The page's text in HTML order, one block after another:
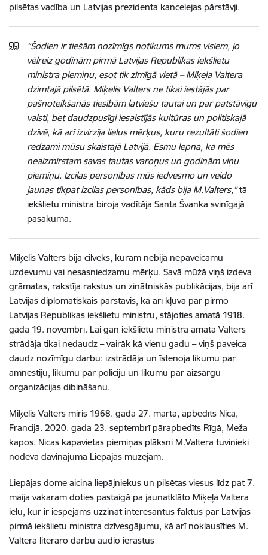
pilsētas vadība un Latvijas prezidenta kancelejas pārstāvji.
“Šodien ir tiešām nozīmīgs notikums mums visiem, jo
vēlreiz godinām pirmā Latvijas Republikas iekšlietu
ministra piemiņu, esot tik zīmīgā vietā – Miķeļa Valtera
dzimtajā pilsētā. Miķelis Valters ne tikai iestājās par
pašnoteikšanās tiesībām latviešu tautai un par patstāvīgu
valsti, bet daudzpusīgi iesaistījās kultūras un politiskajā
dzīvē, kā arī izvirzīja lielus mērķus, kuru rezultāti šodien
redzami mūsu skaistajā Latvijā. Esmu lepna, ka mēs
neaizmirstam savas tautas varoņus un godinām viņu
piemiņu. Izcilas personības mūs iedvesmo un veido
jaunas tikpat izcilas personības, kāds bija M.Valters,”tā
iekšlietu ministra biroja vadītāja Santa Švanka svinīgajā
pasākumā.
Miķelis Valters bija cilvēks, kuram nebija nepaveicamu
uzdevumu vai nesasniedzamu mērķu. Savā mūžā viņš izdeva
grāmatas, rakstīja rakstus un zinātniskās publikācijas, bija arī
Latvijas diplomātiskais pārstāvis, kā arī kļuva par pirmo
Latvijas Republikas iekšlietu ministru, stājoties amatā 1918.
gada 19. novembrī. Lai gan iekšlietu ministra amatā Valters
strādāja tikai nedaudz – vairāk kā vienu gadu – viņš paveica
daudz nozīmīgu darbu: izstrādāja un īstenoja likumu par
amnestiju, likumu par policiju un likumu par aizsargu
organizācijas dibināšanu.
Miķelis Valters miris 1968. gada 27. martā, apbedīts Nicā,
Francijā. 2020. gada 23. septembrī pārapbedīts Rīgā, Meža
kapos. Nicas kapavietas piemiņas plāksni M.Valtera tuvinieki
nodeva dāvinājumā Liepājas muzejam.
Liepājas dome aicina liepājniekus un pilsētas viesus līdz pat 7.
maija vakaram doties pastaigā pa jaunatklāto Miķeļa Valtera
ielu, kur ir iespējams uzzināt interesantus faktus par Latvijas
pirmā iekšlietu ministra dzīvesgājumu, kā arī noklausīties M.
Valtera literāro darbu audio ierastus